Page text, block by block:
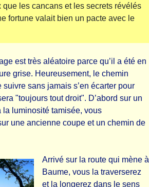
que les cancans et les secrets révélés
fortune valait bien un pacte avec le
est très aléatoire parce qu’il a été en
grise. Heureusement, le chemin
suivre sans jamais s’en écarter pour
"toujours tout droit". D’abord sur un
luminosité tamisée, vous
une ancienne coupe et un chemin de
Arrivé sur la route qui mène à
Baume, vous la traverserez
et la longerez dans le sens